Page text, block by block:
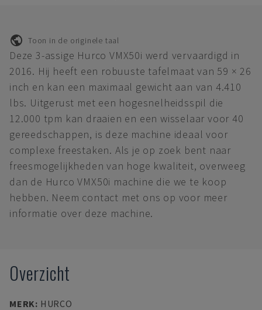
Toon in de originele taal
Deze 3-assige Hurco VMX50i werd vervaardigd in
2016. Hij heeft een robuuste tafelmaat van 59 × 26
inch en kan een maximaal gewicht aan van 4.410
lbs. Uitgerust met een hogesnelheidsspil die
12.000 tpm kan draaien en een wisselaar voor 40
gereedschappen, is deze machine ideaal voor
complexe freestaken. Als je op zoek bent naar
freesmogelijkheden van hoge kwaliteit, overweeg
dan de Hurco VMX50i machine die we te koop
hebben. Neem contact met ons op voor meer
informatie over deze machine.
Overzicht
MERK: HURCO